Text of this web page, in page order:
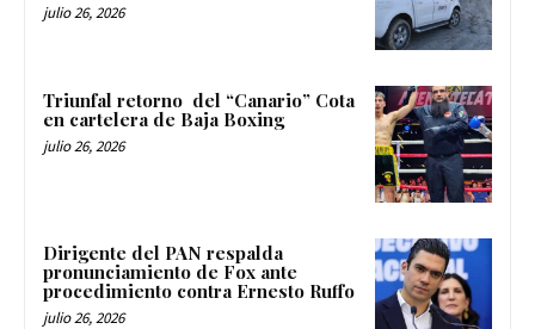
julio 26, 2026
Triunfal retorno del “Canario” Cota
en cartelera de Baja Boxing
julio 26, 2026
Dirigente del PAN respalda
pronunciamiento de Fox ante
procedimiento contra Ernesto Ruffo
julio 26, 2026